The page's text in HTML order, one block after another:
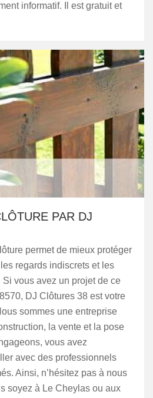
informatif. Il est gratuit et
PAR DJ
permet de mieux protéger
regards indiscrets et les
vous avez un projet de ce
DJ Clôtures 38 est votre
sommes une entreprise
la vente et la pose
vous avez
avec des professionnels
Ainsi, n’hésitez pas à nous
soyez à Le Cheylas ou aux